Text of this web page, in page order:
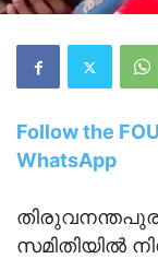
Follow the
WhatsApp
സമിതിയില്‍